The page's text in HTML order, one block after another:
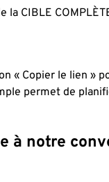
la CIBLE
« Copier le lien »
permet de
à notre